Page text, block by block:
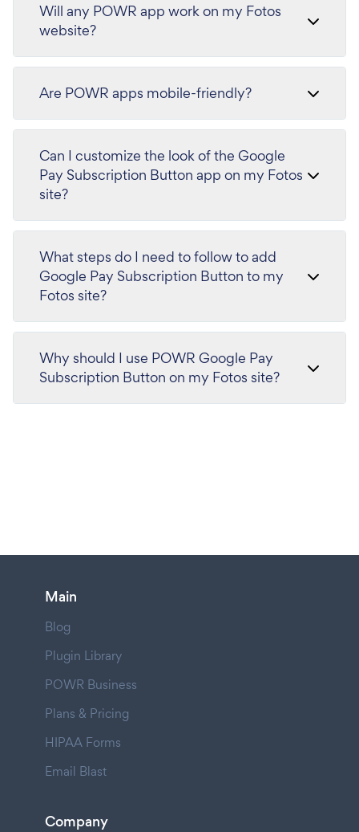
Will any POWR app work on my Fotos
website?
Are POWR apps mobile-friendly?
Can I customize the look of the Google
Pay Subscription Button app on my Fotos
site?
What steps do I need to follow to add
Google Pay Subscription Button to my
Fotos site?
Why should I use POWR Google Pay
Subscription Button on my Fotos site?
Main
Blog
Plugin Library
POWR Business
Plans & Pricing
HIPAA Forms
Email Blast
Company